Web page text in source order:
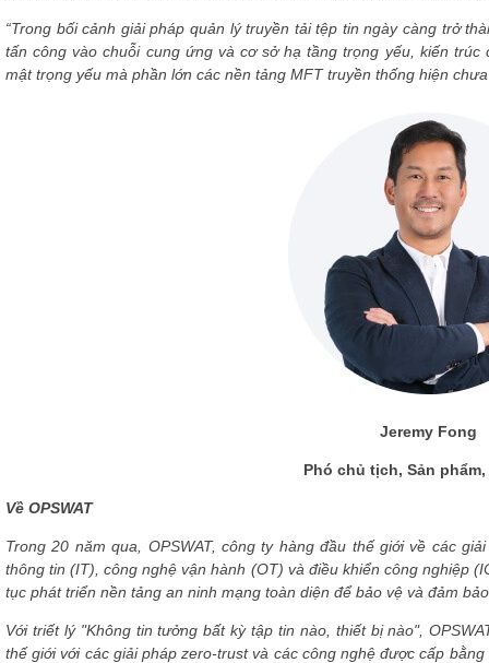
“Trong bối cảnh giải pháp quản lý truyền tải tệp tin ngày càng trở
tấn công vào chuỗi cung ứng và cơ sở hạ tầng trọng yếu, kiến trúc
mật trọng yếu mà phần lớn các nền tảng MFT truyền thống hiện
Jeremy Fong
Phó chủ tịch, Sản phẩm,
Về OPSWAT
Trong 20 năm qua, OPSWAT, công ty hàng đầu thế giới về các
thông tin (IT), công nghệ vận hành (OT) và điều khiển công nghiệp
tục phát triển nền tảng an ninh mạng toàn diện để bảo vệ và đảm
Với triết lý "Không tin tưởng bất kỳ tập tin nào, thiết bị nào",
thế giới với các giải pháp zero-trust và các công nghệ được cấp